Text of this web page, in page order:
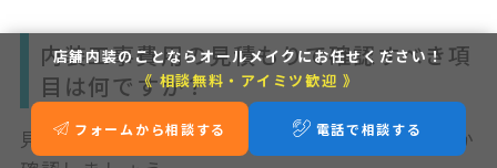
内装工事費用の見積もりで確認すべき項
目は何ですか？
見積書では以下の項目が明確に記載されているか
店舗内装のことならオールメイクにお任せください！
《 相談無料・アイミツ歓迎 》
フォームから相談する 電話で相談する